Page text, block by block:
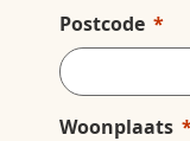
Postcode
Woonplaats